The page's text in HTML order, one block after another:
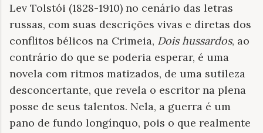
Lev Tolstói (1828-1910) no cenário das letras
russas, com suas descrições vivas e diretas dos
conflitos bélicos na Crimeia, Dois hussardos, ao
contrário do que se poderia esperar, é uma
novela com ritmos matizados, de uma sutileza
desconcertante, que revela o escritor na plena
posse de seus talentos. Nela, a guerra é um
pano de fundo longínquo, pois o que realmente